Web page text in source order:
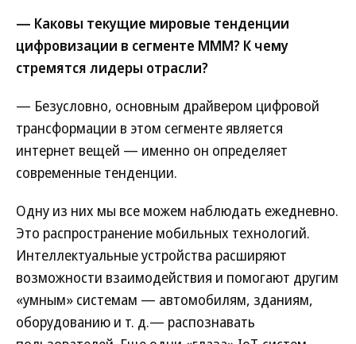
— Каковы текущие мировые тенденции
цифровизации в сегменте МММ? К чему
стремятся лидеры отрасли?
— Безусловно, основным драйвером цифровой
трансформации в этом сегменте является
интернет вещей — именно он определяет
современные тенденции.
Одну из них мы все можем наблюдать ежедневно.
Это распространение мобильных технологий.
Интеллектуальные устройства расширяют
возможности взаимодействия и помогают другим
«умным» системам — автомобилям, зданиям,
оборудованию и т. д.— распознавать